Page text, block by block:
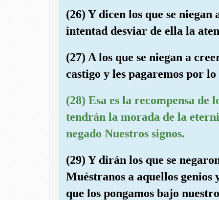
(26) Y dicen los que se
intentad desviar de ella la
(27) A los que se niegan a
castigo y les pagaremos por
(28) Esa es la recompensa de
tendrán la morada de la
negado Nuestros signos.
(29) Y dirán los que se
Muéstranos a aquellos
que los pongamos bajo